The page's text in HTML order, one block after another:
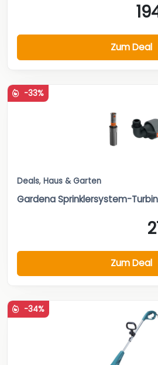
Zum Deal
-33%
Deals, Haus & Garten
Gardena Sprinklersystem-
Zum Deal
-34%